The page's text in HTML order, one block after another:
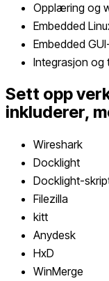
Opplæring og
Embedded
Embedded
Integrasjon og
Sett opp
inkluderer,
Wireshark
Docklight
Docklight-
Filezilla
kitt
Anydesk
HxD
WinMerge